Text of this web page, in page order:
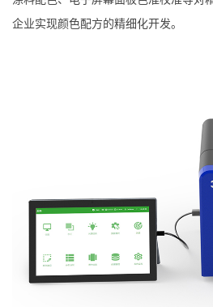
企业实现颜色配方的精细化开发。